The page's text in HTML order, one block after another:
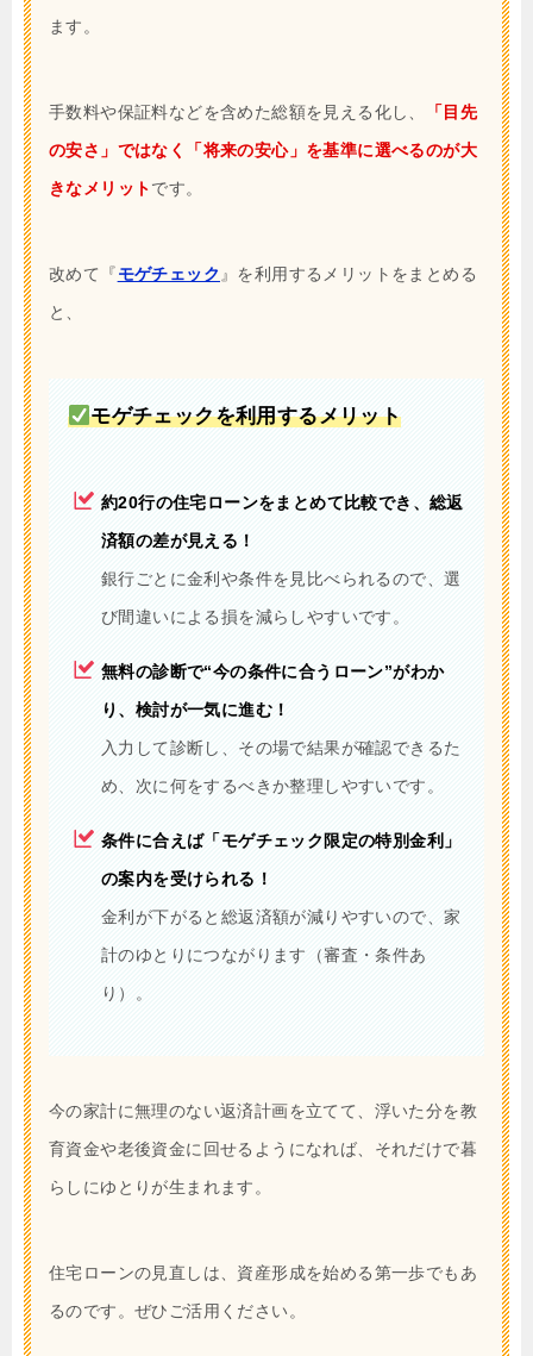
ます。
手数料や保証料などを含めた総額を見える化し、
「目先
の安さ」ではなく「将来の安心」を基準に選べるのが大
きなメリットです。
改めて『モゲチェック 』を利用するメリットをまとめる
と、
モゲチェックを利用するメリット
約20行の住宅ローンをまとめて比較でき、総返
済額の差が見える！
銀行ごとに金利や条件を見比べられるので、選
び間違いによる損を減らしやすいです。
無料の診断で“今の条件に合うローン”がわか
り、検討が一気に進む！
入力して診断し、その場で結果が確認できるた
め、次に何をするべきか整理しやすいです。
条件に合えば「モゲチェック限定の特別金利」
の案内を受けられる！
金利が下がると総返済額が減りやすいので、家
計のゆとりにつながります（審査・条件あ
り）。
今の家計に無理のない返済計画を立てて、浮いた分を教
育資金や老後資金に回せるようになれば、それだけで暮
らしにゆとりが生まれます。
住宅ローンの見直しは、資産形成を始める第一歩でもあ
るのです。ぜひご活用ください。